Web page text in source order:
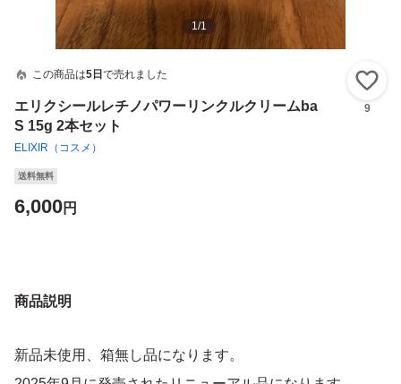
1/1
この商品は5日 で売れました
エリクシールレチノパワーリンクルクリームba
S 15g 2本セット
ELIXIR（コスメ）
9
送料無料
6,000円
商品説明
新品未使用、箱無し品になります。